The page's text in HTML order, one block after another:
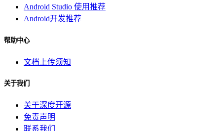
Android Studio 使用推荐
Android开发推荐
帮助中心
文档上传须知
关于我们
关于深度开源
免责声明
联系我们